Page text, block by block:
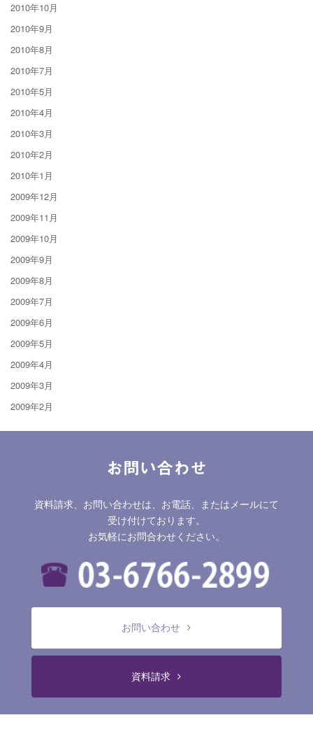
2010年10月
2010年9月
2010年8月
2010年7月
2010年5月
2010年4月
2010年3月
2010年2月
2010年1月
2009年12月
2009年11月
2009年10月
2009年9月
2009年8月
2009年7月
2009年6月
2009年5月
2009年4月
2009年3月
2009年2月
お問い合わせ
資料請求、お問い合わせは、お電話、またはメールにて
受け付けております。
お気軽にお問合わせください。
お問い合わせ
資料請求